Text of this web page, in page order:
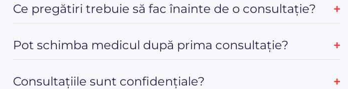
Ce pregătiri trebuie să fac înainte de o consultație?
Pot schimba medicul după prima consultație?
Consultațiile sunt confidențiale?